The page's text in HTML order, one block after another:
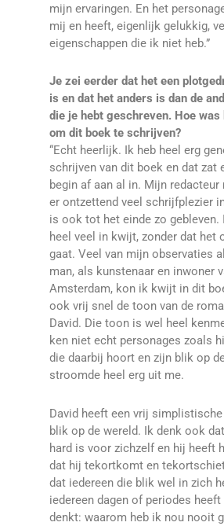
mijn ervaringen. En het
mij en heeft, eigenlijk gelukkig,
eigenschappen die ik niet heb.”
Je zei eerder dat het een
is en dat het anders is dan de
die je hebt geschreven. Hoe was
om dit boek te schrijven?
“Echt heerlijk. Ik heb heel erg
schrijven van dit boek en dat zat
begin af aan al in. Mijn redacteur
er ontzettend veel schrijfplezier
is ook tot het einde zo gebleven.
heel veel in kwijt, zonder dat het
gaat. Veel van mijn observaties
man, als kunstenaar en inwoner
Amsterdam, kon ik kwijt in dit
ook vrij snel de toon van de
David. Die toon is wel heel
ken niet echt personages zoals
die daarbij hoort en zijn blik op
stroomde heel erg uit me.
David heeft een vrij simplistische
blik op de wereld. Ik denk ook
hard is voor zichzelf en hij heeft
dat hij tekortkomt en
dat iedereen die blik wel in zich
iedereen dagen of periodes
denkt: waarom heb ik nou nooit